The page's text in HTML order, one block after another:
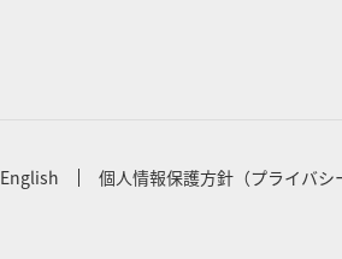
English 個人情報保護方針（プライバシ